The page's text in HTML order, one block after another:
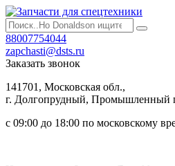
88007754044
zapchasti@dsts.ru
Заказать звонок
141701, Московская обл.,
г. Долгопрудный, Промышленный
с 09:00 до 18:00 по московскому